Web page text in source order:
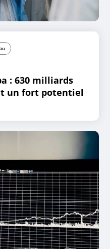
: 630 milliards
un fort potentiel